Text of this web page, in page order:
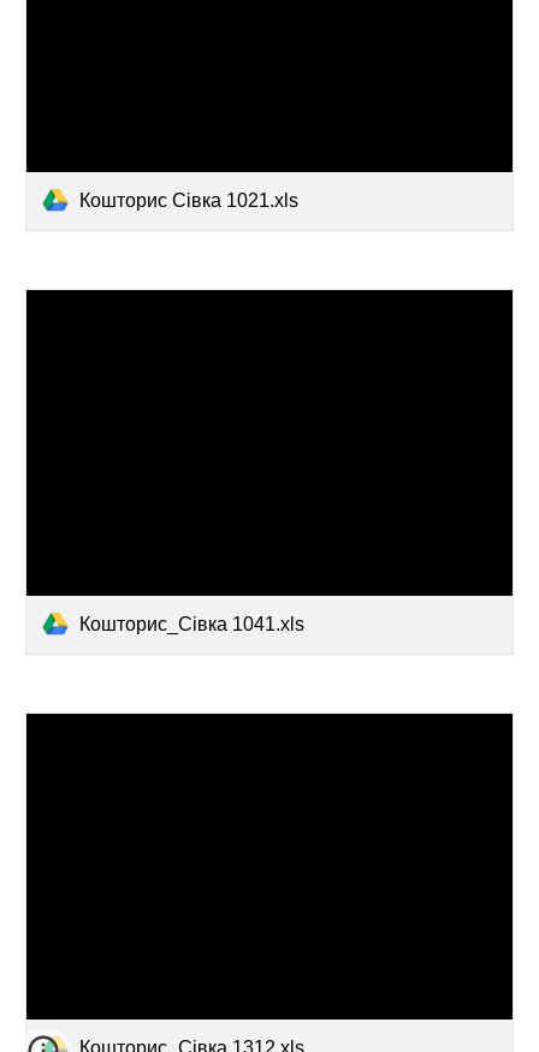
Кошторис Сівка 1021.xls
Кошторис_Сівка 1041.xls
Кошторис_Сівка 1312.xls